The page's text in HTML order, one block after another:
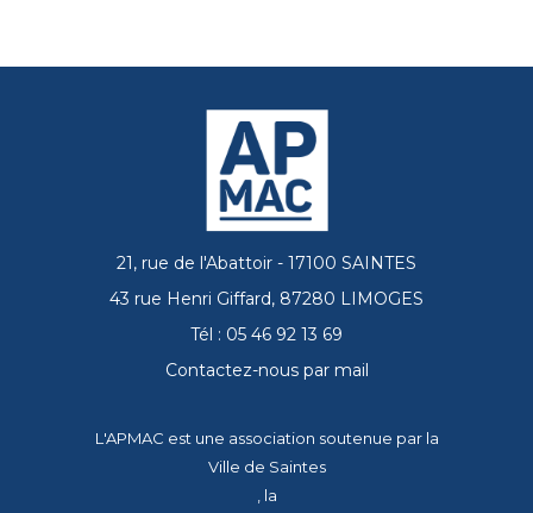
21, rue de l'Abattoir - 17100 SAINTES
43 rue Henri Giffard, 87280 LIMOGES
Tél : 05 46 92 13 69
Contactez-nous par mail
L'APMAC est une association soutenue par la
Ville de Saintes
, la